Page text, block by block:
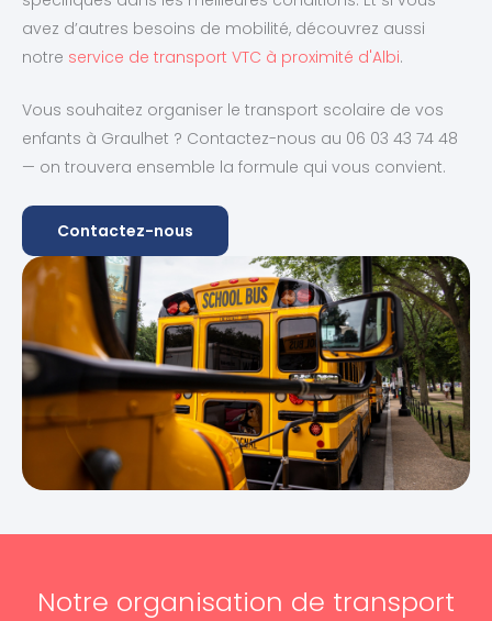
avez d’autres besoins de mobilité, découvrez aussi
notre service de transport VTC à proximité d'Albi.
Vous souhaitez organiser le transport scolaire de vos
enfants à Graulhet ? Contactez-nous au 06 03 43 74 48
— on trouvera ensemble la formule qui vous convient.
Contactez-nous
Notre organisation de transport